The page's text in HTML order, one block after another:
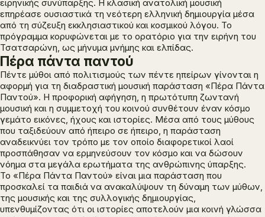
ειρηνικής συνύπαρξης. Η κλασική ανατολική μουσική
επηρέασε ουσιαστικά τη νεότερη ελληνική δημιουργία μέσα
από τη σύζευξη εκκλησιαστικού και κοσμικού λόγου. Το
πρόγραμμα κορυφώνεται με το ορατόριο για την ειρήνη του
Τσατσαρώνη, ως μήνυμα μνήμης και ελπίδας.
Πέρα πάντα παντού
Πέντε μύθοι από πολιτισμούς των πέντε ηπείρων γίνονται η
αφορμή για τη διαδραστική μουσική παράσταση «Πέρα Πάντα
Παντού». Η προφορική αφήγηση, η πρωτότυπη ζωντανή
μουσική και η συμμετοχή του κοινού συνθέτουν έναν κόσμο
γεμάτο εικόνες, ήχους και ιστορίες. Μέσα από τους μύθους
που ταξιδεύουν από ήπειρο σε ήπειρο, η παράσταση
αναδεικνύει τον τρόπο με τον οποίο διαφορετικοί λαοί
προσπάθησαν να ερμηνεύσουν τον κόσμο και να δώσουν
νόημα στα μεγάλα ερωτήματα της ανθρώπινης ύπαρξης.
Το «Πέρα Πάντα Παντού» είναι μια παράσταση που
προσκαλεί τα παιδιά να ανακαλύψουν τη δύναμη των μύθων,
της μουσικής και της συλλογικής δημιουργίας,
υπενθυμίζοντας ότι οι ιστορίες αποτελούν μια κοινή γλώσσα